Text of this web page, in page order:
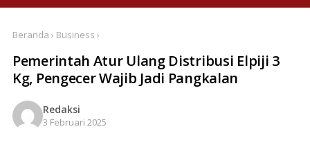
Beranda › Business ›
Pemerintah Atur Ulang Distribusi Elpiji 3
Kg, Pengecer Wajib Jadi Pangkalan
Redaksi
3 Februari 2025